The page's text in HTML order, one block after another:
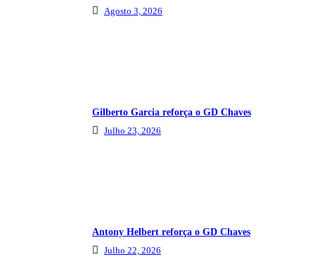
Agosto 3, 2026
Gilberto Garcia reforça o GD Chaves
Julho 23, 2026
Antony Helbert reforça o GD Chaves
Julho 22, 2026